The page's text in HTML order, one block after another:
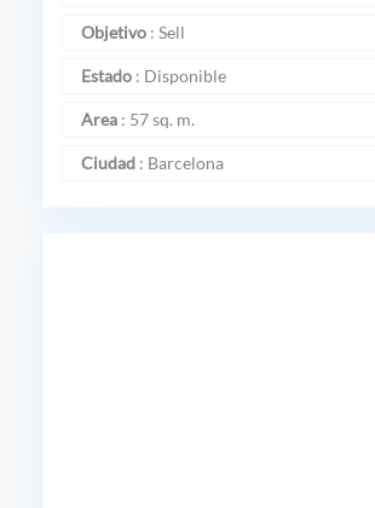
Objetivo : Sell
Estado : Disponible
Area : 57 sq. m.
Ciudad : Barcelona